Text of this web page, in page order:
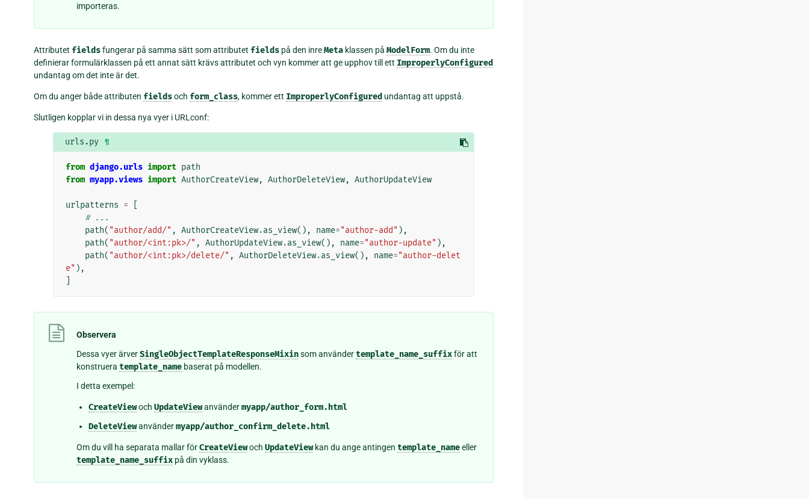
importeras.
Attributet fieldsfungerar på samma sätt som attributet fields på den inreMeta klassen på ModelForm. Om du inte
definierar formulärklassen på ett annat sätt krävs attributet och vyn kommer att ge upphov till ett ImproperlyConfigured
undantag om det inte är det.
Om du anger både attributen fieldsoch form_class, kommer ett ImproperlyConfigured undantag att uppstå.
Slutligen kopplar vi in dessa nya vyer i URLconf:
urls.py ¶
from django.urls import path
from myapp.views import AuthorCreateView, AuthorDeleteView, AuthorUpdateView
urlpatterns =
# ...
path( "author/add/" , AuthorCreateView.as_view(), name="author-add" ),
path( "author/<int:pk>/" , AuthorUpdateView.as_view(), name="author-update" ),
path( "author/<int:pk>/delete/" , AuthorDeleteView.as_view(), name="author-delet
e" ),
Observera
Dessa vyer ärverSingleObjectTemplateResponseMixinsom användertemplate_name_suffixför att
konstruera template_name baserat på modellen.
I detta exempel:
CreateViewoch UpdateViewanvändermyapp/author_form.html
DeleteViewanvändermyapp/author_confirm_delete.html
Om du vill ha separata mallar förCreateViewoch UpdateViewkan du ange antingen template_nameeller
template_name_suffix på din vyklass.